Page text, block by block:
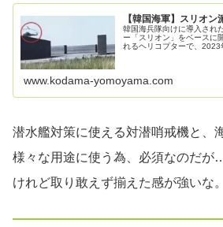
【韓国海軍】スリオ
韓国海兵隊向けに導入され
ー「スリオン」をベースに
れるヘリコプターで、
www.kodama-yomoyama.com
潜水艦対策に使える対潜哨戒機と、
様々な用途に使う為、必須なのだ
けれど取り敢えず揃えた感が強いな。